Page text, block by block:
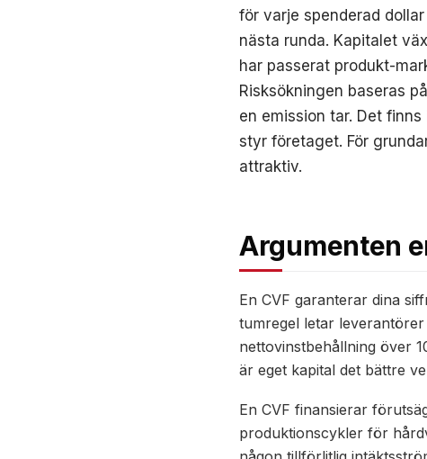
för varje spenderad
nästa runda. Kapitalet
har passerat produkt-
Risksökningen baseras
en emission tar. Det
styr företaget. För
attraktiv.
Argumenten
En CVF garanterar dina
tumregel letar
nettovinstbehållning över
är eget kapital det bättre
En CVF finansierar
produktionscykler för